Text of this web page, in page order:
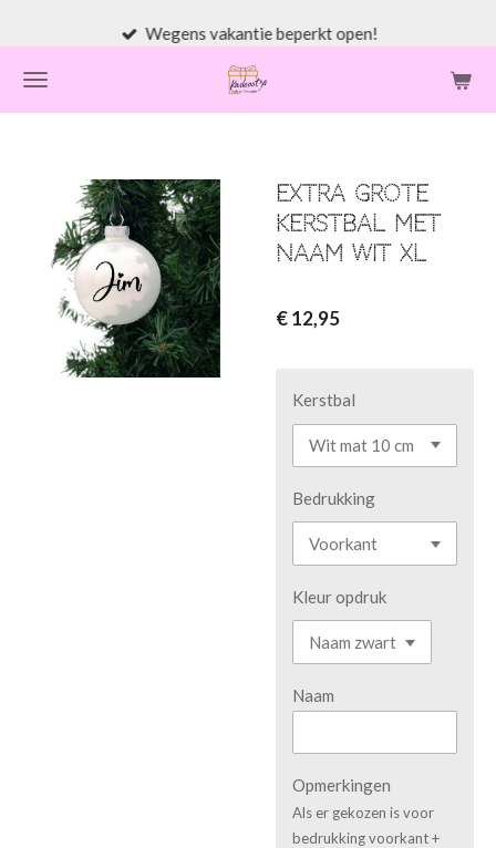
naar
de
Wegens vakantie beperkt open!
Extra grote
kerstbal met
naam wit XL
€ 12,95
Kerstbal
Bedrukking
Kleur opdruk
Naam
Opmerkingen
Als er gekozen is voor
bedrukking voorkant +